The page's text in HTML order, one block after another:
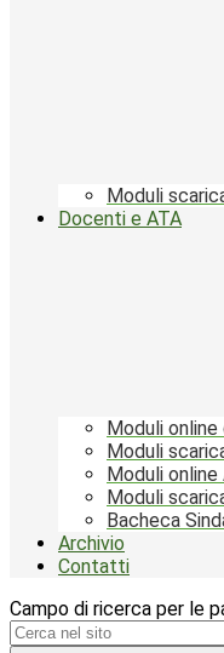
Moduli
Docenti e ATA
Moduli
Moduli
Moduli online
Moduli
Bacheca
Archivio
Contatti
Campo di ricerca per le